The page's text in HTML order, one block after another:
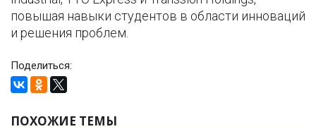
повышая навыки студентов в области инноваций
и решения проблем.
Поделиться:
ПОХОЖИЕ ТЕМЫ